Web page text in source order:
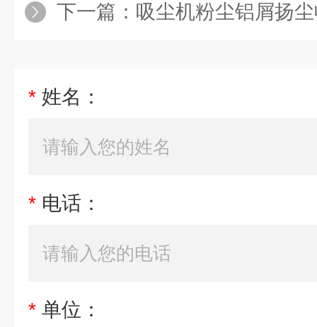
下一篇： 吸尘机粉尘铝屑扬尘
* 姓名：
* 电话：
* 单位：